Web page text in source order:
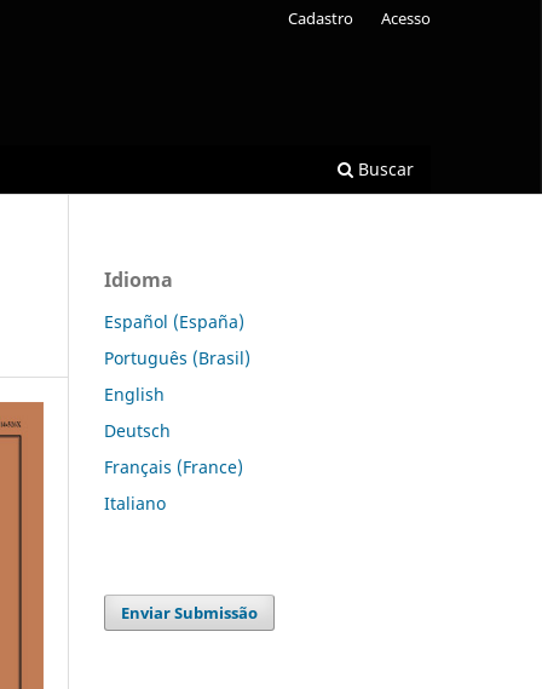
Buscar
Cadastro Acesso
Idioma
Español (España)
Português (Brasil)
English
Deutsch
Français (France)
Italiano
Enviar Submissão